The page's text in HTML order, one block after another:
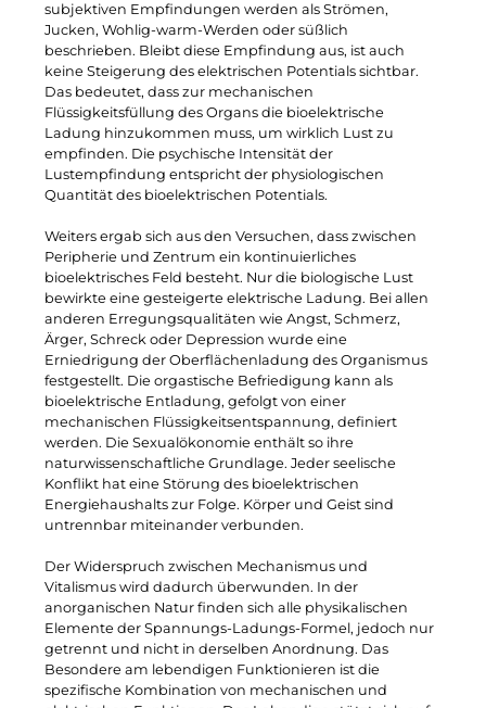
subjektiven Empfindungen werden als Strömen,
Jucken, Wohlig-warm-Werden oder süßlich
beschrieben. Bleibt diese Empfindung aus, ist auch
keine Steigerung des elektrischen Potentials sichtbar.
Das bedeutet, dass zur mechanischen
Flüssigkeitsfüllung des Organs die bioelektrische
Ladung hinzukommen muss, um wirklich Lust zu
empfinden. Die psychische Intensität der
Lustempfindung entspricht der physiologischen
Quantität des bioelektrischen Potentials.
Weiters ergab sich aus den Versuchen, dass zwischen
Peripherie und Zentrum ein kontinuierliches
bioelektrisches Feld besteht. Nur die biologische Lust
bewirkte eine gesteigerte elektrische Ladung. Bei allen
anderen Erregungsqualitäten wie Angst, Schmerz,
Ärger, Schreck oder Depression wurde eine
Erniedrigung der Oberflächenladung des Organismus
festgestellt. Die orgastische Befriedigung kann als
bioelektrische Entladung, gefolgt von einer
mechanischen Flüssigkeitsentspannung, definiert
werden. Die Sexualökonomie enthält so ihre
naturwissenschaftliche Grundlage. Jeder seelische
Konflikt hat eine Störung des bioelektrischen
Energiehaushalts zur Folge. Körper und Geist sind
untrennbar miteinander verbunden.
Der Widerspruch zwischen Mechanismus und
Vitalismus wird dadurch überwunden. In der
anorganischen Natur finden sich alle physikalischen
Elemente der Spannungs-Ladungs-Formel, jedoch nur
getrennt und nicht in derselben Anordnung. Das
Besondere am lebendigen Funktionieren ist die
spezifische Kombination von mechanischen und